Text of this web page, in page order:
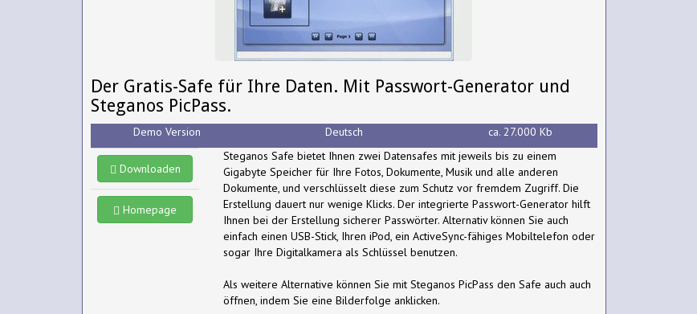
Der Gratis-Safe für Ihre Daten. Mit Passwort-Generator und
Steganos PicPass.
Demo Version Deutsch ca. 27.000 Kb
Downloaden
Homepage
Steganos Safe bietet Ihnen zwei Datensafes mit jeweils bis zu einem
Gigabyte Speicher für Ihre Fotos, Dokumente, Musik und alle anderen
Dokumente, und verschlüsselt diese zum Schutz vor fremdem Zugriff. Die
Erstellung dauert nur wenige Klicks. Der integrierte Passwort-Generator hilft
Ihnen bei der Erstellung sicherer Passwörter. Alternativ können Sie auch
einfach einen USB-Stick, Ihren iPod, ein ActiveSync-fähiges Mobiltelefon oder
sogar Ihre Digitalkamera als Schlüssel benutzen.
Als weitere Alternative können Sie mit Steganos PicPass den Safe auch auch
öffnen, indem Sie eine Bilderfolge anklicken.